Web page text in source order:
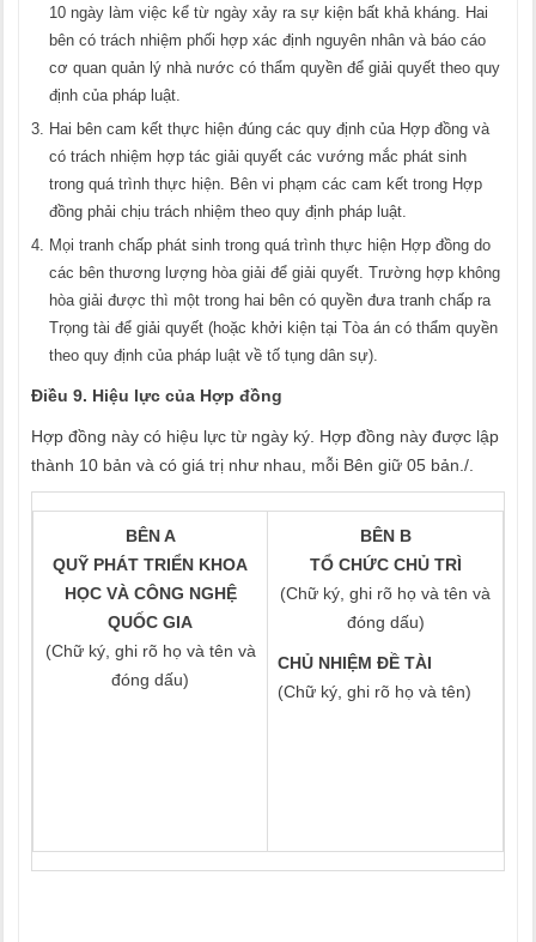
10 ngày làm việc kể từ ngày xảy ra sự kiện bất khả kháng. Hai
bên có trách nhiệm phối hợp xác định nguyên nhân và báo cáo
cơ quan quản lý nhà nước có thẩm quyền để giải quyết theo quy
định của pháp luật.
Hai bên cam kết thực hiện đúng các quy định của Hợp đồng và
có trách nhiệm hợp tác giải quyết các vướng mắc phát sinh
trong quá trình thực hiện. Bên vi phạm các cam kết trong Hợp
đồng phải chịu trách nhiệm theo quy định pháp luật.
Mọi tranh chấp phát sinh trong quá trình thực hiện Hợp đồng do
các bên thương lượng hòa giải để giải quyết. Trường hợp không
hòa giải được thì một trong hai bên có quyền đưa tranh chấp ra
Trọng tài để giải quyết (hoặc khởi kiện tại Tòa án có thẩm quyền
theo quy định của pháp luật về tố tụng dân sự).
Điều 9. Hiệu lực của Hợp đồng
Hợp đồng này có hiệu lực từ ngày ký. Hợp đồng này được lập
thành 10 bản và có giá trị như nhau, mỗi Bên giữ 05 bản./.
BÊN A
QUỸ PHÁT TRIỂN KHOA
HỌC VÀ CÔNG NGHỆ
QUỐC GIA
(Chữ ký, ghi rõ họ và tên và
đóng dấu)
BÊN B
TỔ CHỨC CHỦ TRÌ
(Chữ ký, ghi rõ họ và tên và
đóng dấu)
CHỦ NHIỆM ĐỀ TÀI
(Chữ ký, ghi rõ họ và tên)